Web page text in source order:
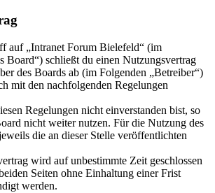
auf „Intranet Forum Bielefeld“ (im
Board“) schließt du einen Nutzungsvertrag
des Boards ab (im Folgenden „Betreiber“)
mit den nachfolgenden Regelungen
Regelungen nicht einverstanden bist, so
nicht weiter nutzen. Für die Nutzung des
die an dieser Stelle veröffentlichten
wird auf unbestimmte Zeit geschlossen
Seiten ohne Einhaltung einer Frist
werden.